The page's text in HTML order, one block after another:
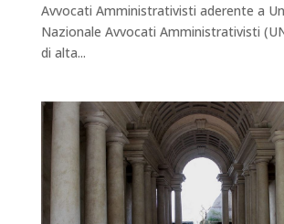
Avvocati Amministrativisti aderente a
Nazionale Avvocati Amministrativisti
di alta...